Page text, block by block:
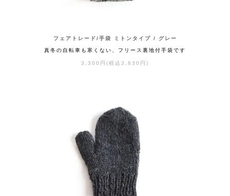
フェアトレード/手袋 ミトンタイプ / グレー
真冬の自転車も寒くない、フリース裏地付手袋です
3,300円(税込3,630円)